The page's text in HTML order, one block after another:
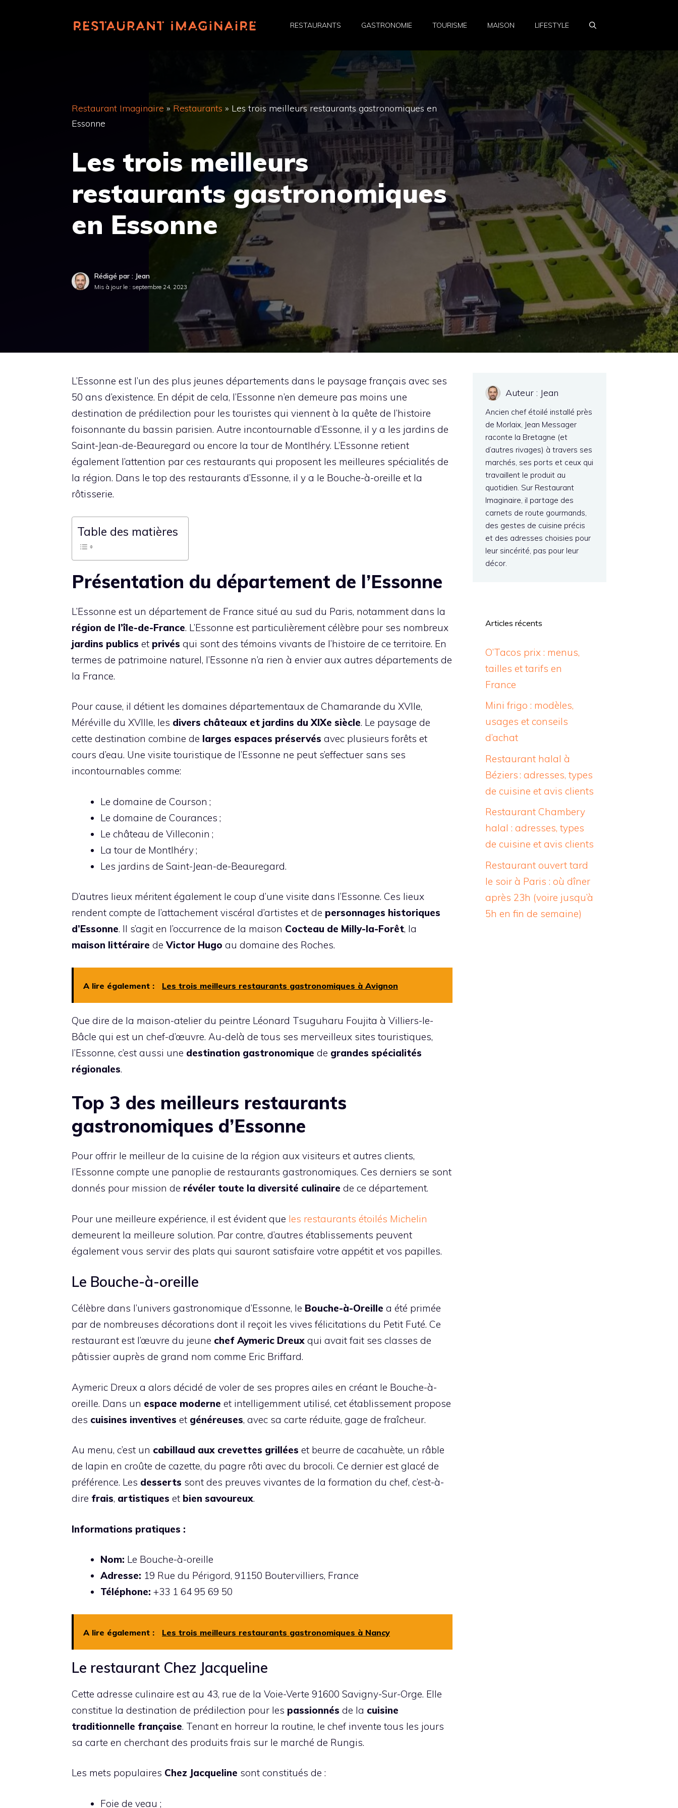
RESTAURANTS GASTRONOMIE TOURISME MAISON LIFESTYLE
Restaurant Imaginaire » Restaurants » Les trois meilleurs restaurants gastronomiques en
Essonne
Les trois meilleurs
restaurants gastronomiques
en Essonne
Rédigé par : Jean
Mis à jour le : septembre 24, 2023
L’Essonne est l’un des plus jeunes départements dans le paysage français avec ses
50 ans d’existence. En dépit de cela, l’Essonne n’en demeure pas moins une
destination de prédilection pour les touristes qui viennent à la quête de l’histoire
foisonnante du bassin parisien. Autre incontournable d’Essonne, il y a les jardins de
Saint-Jean-de-Beauregard ou encore la tour de Montlhéry. L’Essonne retient
également l’attention par ces restaurants qui proposent les meilleures spécialités de
la région. Dans le top des restaurants d’Essonne, il y a le Bouche-à-oreille et la
rôtisserie.
Table des matières
Présentation du département de l’Essonne
L’Essonne est un département de France situé au sud du Paris, notamment dans la
région de l’île-de-France. L’Essonne est particulièrement célèbre pour ses nombreux
jardins publics et privés qui sont des témoins vivants de l’histoire de ce territoire. En
termes de patrimoine naturel, l’Essonne n’a rien à envier aux autres départements de
la France.
Pour cause, il détient les domaines départementaux de Chamarande du XVIIe,
Méréville du XVIIIe, les divers châteaux et jardins du XIXe siècle. Le paysage de
cette destination combine de larges espaces préservés avec plusieurs forêts et
cours d’eau. Une visite touristique de l’Essonne ne peut s’effectuer sans ses
incontournables comme:
Le domaine de Courson ;
Le domaine de Courances ;
Le château de Villeconin ;
La tour de Montlhéry ;
Les jardins de Saint-Jean-de-Beauregard.
D’autres lieux méritent également le coup d’une visite dans l’Essonne. Ces lieux
rendent compte de l’attachement viscéral d’artistes et de personnages historiques
d’Essonne. Il s’agit en l’occurrence de la maison Cocteau de Milly-la-Forêt, la
maison littéraire deVictor Hugo au domaine des Roches.
A lire également : Les trois meilleurs restaurants gastronomiques à Avignon
Que dire de la maison-atelier du peintre Léonard Tsuguharu Foujita à Villiers-le-
Bâcle qui est un chef-d’œuvre. Au-delà de tous ses merveilleux sites touristiques,
l’Essonne, c’est aussi une destination gastronomique de grandes spécialités
régionales.
Top 3 des meilleurs restaurants
gastronomiques d’Essonne
Pour offrir le meilleur de la cuisine de la région aux visiteurs et autres clients,
l’Essonne compte une panoplie de restaurants gastronomiques. Ces derniers se sont
donnés pour mission de révéler toute la diversité culinaire de ce département.
Pour une meilleure expérience, il est évident que les restaurants étoilés Michelin
demeurent la meilleure solution. Par contre, d’autres établissements peuvent
également vous servir des plats qui sauront satisfaire votre appétit et vos papilles.
Le Bouche-à-oreille
Célèbre dans l’univers gastronomique d’Essonne, le Bouche-à-Oreille a été primée
par de nombreuses décorations dont il reçoit les vives félicitations du Petit Futé. Ce
restaurant est l’œuvre du jeune chef Aymeric Dreux qui avait fait ses classes de
pâtissier auprès de grand nom comme Eric Briffard.
Aymeric Dreux a alors décidé de voler de ses propres ailes en créant le Bouche-à-
oreille. Dans un espace moderne et intelligemment utilisé, cet établissement propose
des cuisines inventives et généreuses, avec sa carte réduite, gage de fraîcheur.
Au menu, c’est un cabillaud aux crevettes grillées et beurre de cacahuète, un râble
de lapin en croûte de cazette, du pagre rôti avec du brocoli. Ce dernier est glacé de
préférence. Les desserts sont des preuves vivantes de la formation du chef, c’est-à-
dire frais, artistiques et bien savoureux.
Informations pratiques :
Nom: Le Bouche-à-oreille
Adresse: 19 Rue du Périgord, 91150 Boutervilliers, France
Téléphone: +33 1 64 95 69 50
A lire également : Les trois meilleurs restaurants gastronomiques à Nancy
Le restaurant Chez Jacqueline
Cette adresse culinaire est au 43, rue de la Voie-Verte 91600 Savigny-Sur-Orge. Elle
constitue la destination de prédilection pour les passionnés de la cuisine
traditionnelle française. Tenant en horreur la routine, le chef invente tous les jours
sa carte en cherchant des produits frais sur le marché de Rungis.
Les mets populaires Chez Jacqueline sont constitués de :
Foie de veau ;
Auteur : Jean
Ancien chef étoilé installé près
de Morlaix, Jean Messager
raconte la Bretagne (et
d’autres rivages) à travers ses
marchés, ses ports et ceux qui
travaillent le produit au
quotidien. Sur Restaurant
Imaginaire, il partage des
carnets de route gourmands,
des gestes de cuisine précis
et des adresses choisies pour
leur sincérité, pas pour leur
décor.
Articles récents
O’Tacos prix : menus,
tailles et tarifs en
France
Mini frigo : modèles,
usages et conseils
d’achat
Restaurant halal à
Béziers : adresses, types
de cuisine et avis clients
Restaurant Chambery
halal : adresses, types
de cuisine et avis clients
Restaurant ouvert tard
le soir à Paris : où dîner
après 23h (voire jusqu’à
5h en fin de semaine)